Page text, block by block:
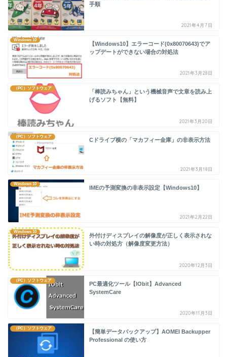
手順
2021年4月7日
Windows 10
【Windows10】エラーコード(0x80070643)でア
ップデートができない場合の対処法
2021年3月28日
（PC）ソフトウェア
「棒読みちゃん」という機械音声で文章を読み上
げるソフト【無料】
2021年3月20日
（PC）ソフトウェア
Cドライブ横の「マカフィー金庫」の非表示方法
2021年3月18日
Windows 10
IMEの予測変換の非表示設定【Windows10】
2021年2月22日
Windows 10
外付けディスプレイの解像度が正しく表示されな
い時の対処方（解像度変更方法）
2020年12月3日
（PC）ソフトウェア
PC最適化ツール【IObit】Advanced
SystemCare
2020年11月3日
（PC）ソフトウェア
【簡単データバックアップ】AOMEI Backupper
Professional の使い方